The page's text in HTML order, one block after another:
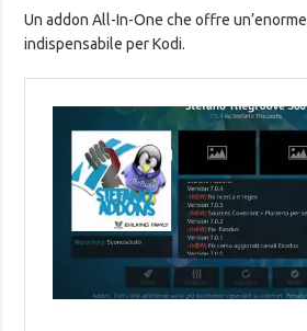
Un addon All-In-One che offre
indispensabile per Kodi.